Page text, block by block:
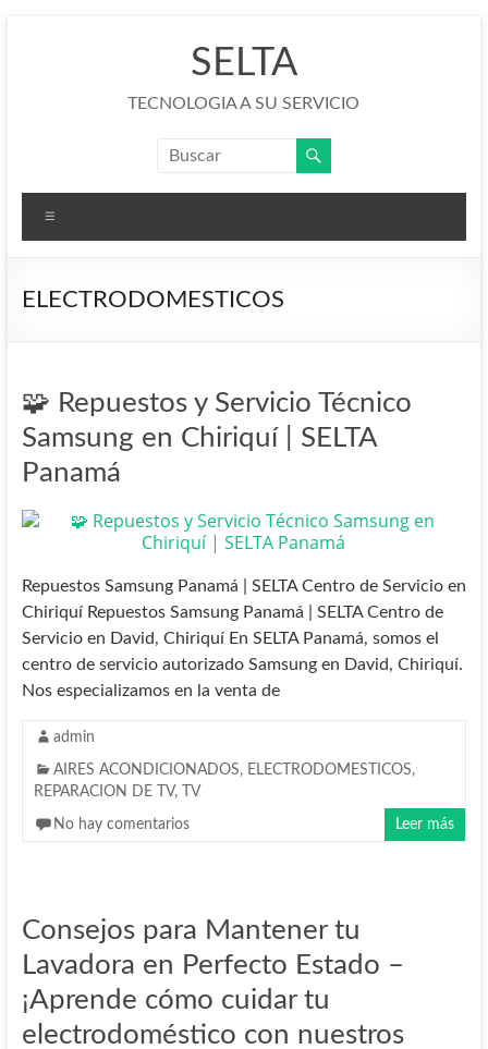
SELTA
TECNOLOGIA A SU SERVICIO
ELECTRODOMESTICOS
🧩 Repuestos y Servicio Técnico
Samsung en Chiriquí | SELTA
Panamá
Repuestos Samsung Panamá | SELTA Centro de Servicio en
Chiriquí Repuestos Samsung Panamá | SELTA Centro de
Servicio en David, Chiriquí En SELTA Panamá, somos el
centro de servicio autorizado Samsung en David, Chiriquí.
Nos especializamos en la venta de
admin
AIRES ACONDICIONADOS, ELECTRODOMESTICOS,
REPARACION DE TV, TV
No hay comentarios Leer más
Consejos para Mantener tu
Lavadora en Perfecto Estado –
¡Aprende cómo cuidar tu
electrodoméstico con nuestros